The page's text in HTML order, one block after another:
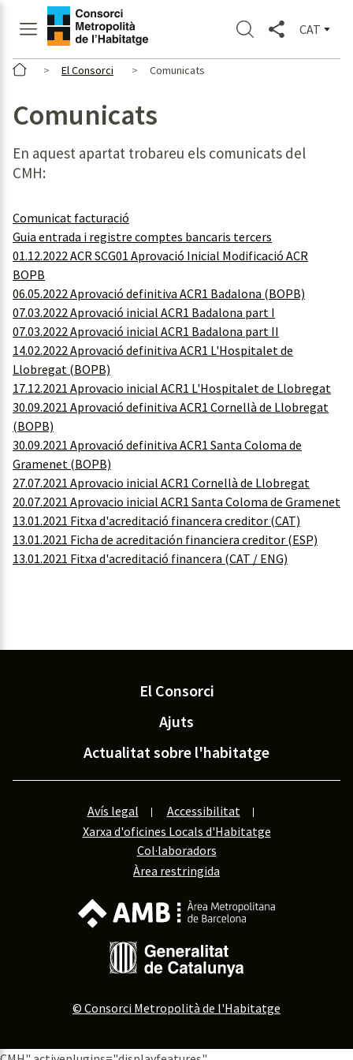
CAT
El Consorci Comunicats
Comunicats
En aquest apartat trobareu els comunicats del
CMH:
Comunicat facturació
Guia entrada i registre comptes bancaris tercers
01.12.2022 ACR SCG01 Aprovació Inicial Modificació ACR
BOPB
06.05.2022 Aprovació definitiva ACR1 Badalona (BOPB)
07.03.2022 Aprovació inicial ACR1 Badalona part I
07.03.2022 Aprovació inicial ACR1 Badalona part II
14.02.2022 Aprovació definitiva ACR1 L'Hospitalet de
Llobregat (BOPB)
17.12.2021 Aprovacio inicial ACR1 L'Hospitalet de Llobregat
30.09.2021 Aprovació definitiva ACR1 Cornellà de Llobregat
(BOPB)
30.09.2021 Aprovació definitiva ACR1 Santa Coloma de
Gramenet (BOPB)
27.07.2021 Aprovacio inicial ACR1 Cornellà de Llobregat
20.07.2021 Aprovacio inicial ACR1 Santa Coloma de Gramenet
13.01.2021 Fitxa d'acreditació financera creditor (CAT)
13.01.2021 Ficha de acreditación financiera creditor (ESP)
13.01.2021 Fitxa d'acreditació financera (CAT / ENG)
El Consorci
Ajuts
Actualitat sobre l'habitatge
Avís legal
Accessibilitat
Xarxa d'oficines Locals d'Habitatge
Col·laboradors
Àrea restringida
© Consorci Metropolità de l'Habitatge